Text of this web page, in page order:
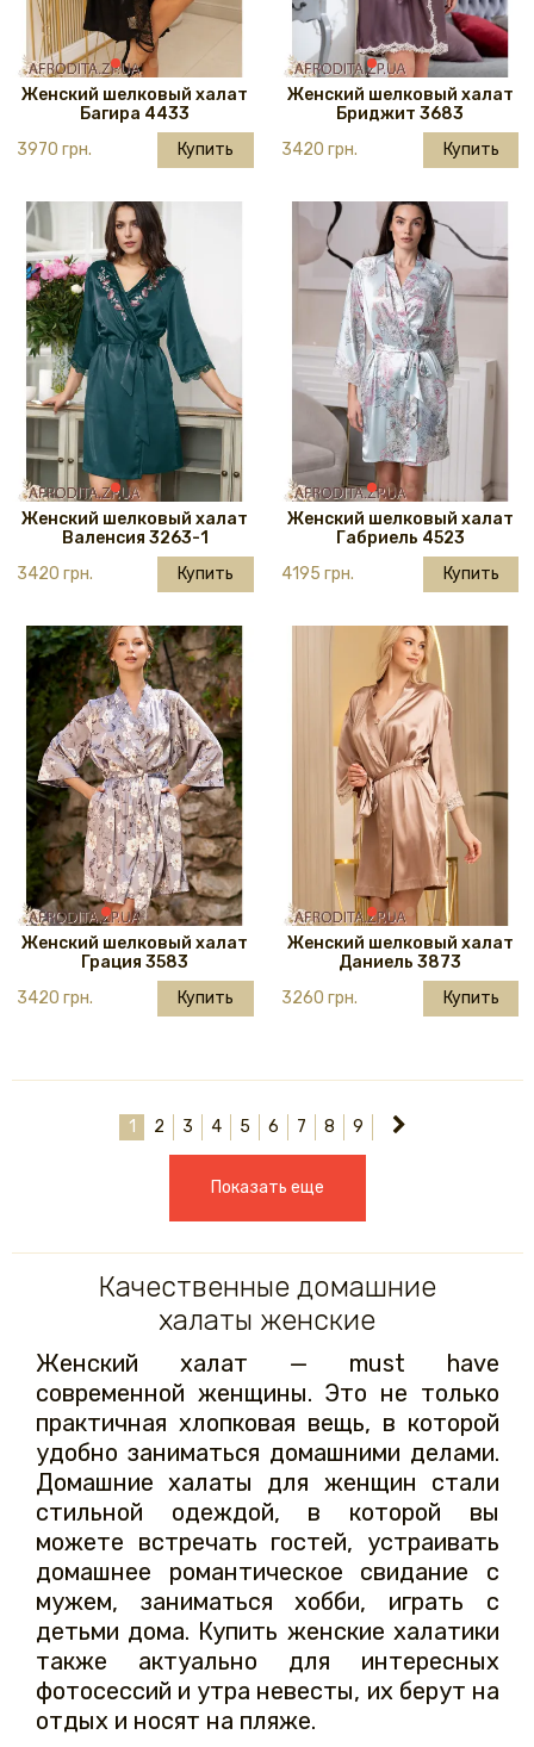
Качественные домашние
халаты женские
Женский халат — must have
современной женщины. Это не только
практичная хлопковая вещь, в которой
удобно заниматься домашними делами.
Домашние халаты для женщин стали
стильной одеждой, в которой вы
можете встречать гостей, устраивать
домашнее романтическое свидание с
мужем, заниматься хобби, играть с
детьми дома. Купить женские халатики
также актуально для интересных
фотосессий и утра невесты, их берут на
отдых и носят на пляже.
Женский шелковый халат
Багира 4433
3970 грн.
Купить
Женский шелковый халат
Бриджит 3683
3420 грн.
Купить
Женский шелковый халат
Валенсия 3263-1
3420 грн.
Купить
Женский шелковый халат
Габриель 4523
4195 грн.
Купить
Женский шелковый халат
Грация 3583
3420 грн.
Купить
Женский шелковый халат
Даниель 3873
3260 грн.
Купить
1 2 3 4 5 6 7 8 9
Показать еще